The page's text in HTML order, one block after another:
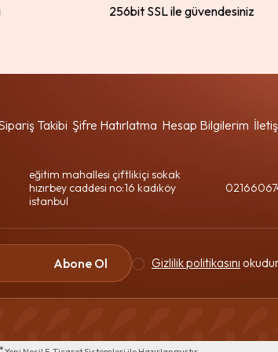
256bit SSL ile güvendesiniz
Takibi Şifre Hatırlatma Hesap Bilgilerim
eğitim mahallesi çiftlikiçi sokak
hızırbey caddesi no:16 kadıköy
istanbul
Abone Ol Gizlilik politikasını
®